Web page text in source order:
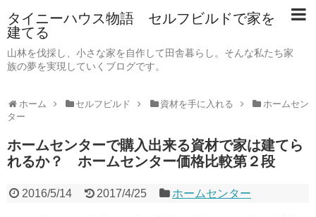
タイニーハウス物語 セルフビルドで家を
建てる
山林を伐採し、小さな家を自作して田舎暮らし。そんな私たち家
族の夢を実現していくブログです。
ホーム セルフビルド 資材を手に入れる
ホームセン
ター
ホームセンターで購入出来る資材で家は建てら
れるか？ ホームセンター価格比較第２段
2016/5/14 2017/4/25 ホームセンター